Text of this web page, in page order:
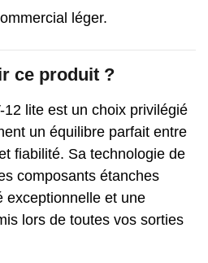
léger.
ce produit ?
lite est un choix privilégié
un équilibre parfait entre
fiabilité. Sa technologie de
composants étanches
exceptionnelle et une
lors de toutes vos sorties